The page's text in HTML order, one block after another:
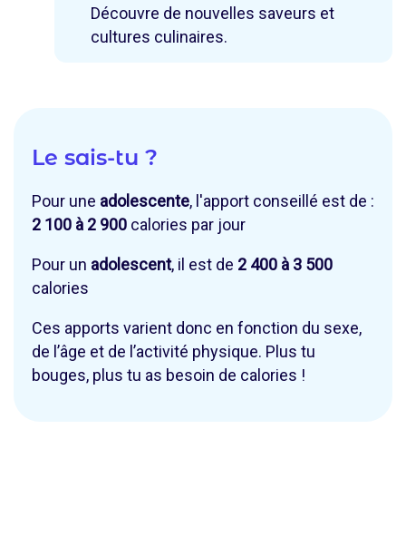
Découvre de nouvelles saveurs et
cultures culinaires.
Le sais-tu ?
Pour une adolescente, l'apport conseillé est de :
2 100 à 2 900 calories par jour
Pour un adolescent, il est de 2 400 à 3 500
calories
Ces apports varient donc en fonction du sexe,
de l’âge et de l’activité physique. Plus tu
bouges, plus tu as besoin de calories !